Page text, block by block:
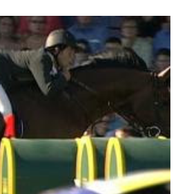
-VOORN 6 QUERLYBET
- O’BRIEN 8 CARMENA Z -
-RAMZY AL DUHAMI 10
3 triple 1 LATE NIGHT -LEVY 2 K
3 QUICK STUDY - HOUGH 4
L’ESPOIR -GULLIKSEN 6
7 WISCONSIN 111 -MOYA 8
–CORDON 10 SELDANA
Vuelta Triunfal... el ganador